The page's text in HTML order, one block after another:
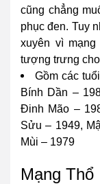
cũng chẳng
phục đen. Tuy
xuyên vì
tượng trưng
Gồm các
Bính Dần –
Đinh Mão –
Sửu – 1949,
Mùi – 1979
Mạng Thổ